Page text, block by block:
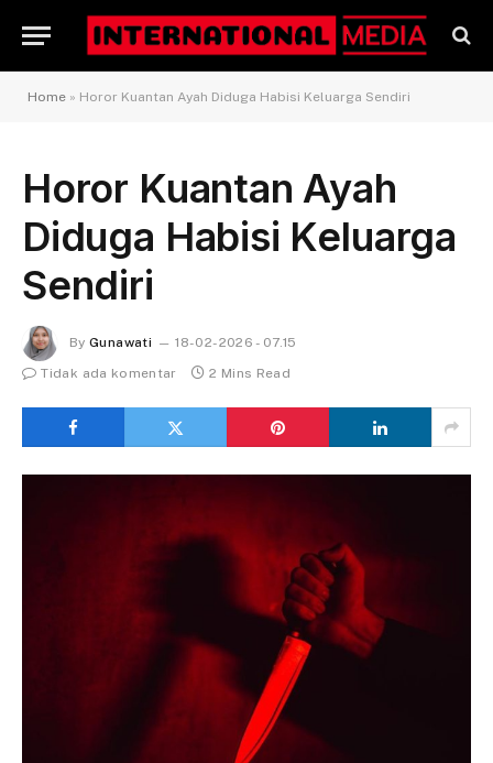
Home » Horor Kuantan Ayah Diduga Habisi Keluarga Sendiri
Horor Kuantan Ayah
Diduga Habisi Keluarga
Sendiri
By Gunawati
18-02-2026 - 07.15
Tidak ada komentar
2 Mins Read